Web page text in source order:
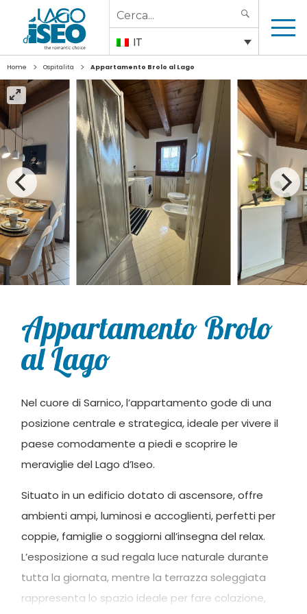
Search
for:
IT
Home > Ospitalita > Appartamento Brolo al Lago
Appartamento Brolo
al Lago
Nel cuore di Sarnico, l’appartamento gode di una
posizione centrale e strategica, ideale per vivere il
paese comodamente a piedi e scoprire le
meraviglie del Lago d’Iseo.
Situato in un edificio dotato di ascensore, offre
ambienti ampi, luminosi e accoglienti, perfetti per
coppie, famiglie o soggiorni all’insegna del relax.
L’esposizione a sud regala luce naturale durante
tutta la giornata, mentre la terrazza soleggiata
rappresenta lo spazio ideale per fare colazione,